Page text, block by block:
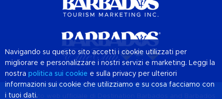
© 2026 Sito web ufficiale di Destination
Navigando su questo sito accetti i cookie utilizzati per
migliorare e personalizzare i nostri servizi e marketing. Leggi la
nostra politica sui cookie e sulla privacy per ulteriori
informazioni sui cookie che utilizziamo e su cosa facciamo con
i tuoi dati.